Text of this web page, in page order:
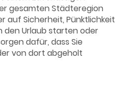
gesamten Städteregion
auf Sicherheit, Pünktlichkeit
den Urlaub starten oder
dafür, dass Sie
von dort abgeholt